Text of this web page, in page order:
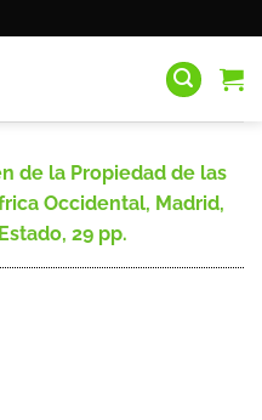
de la Propiedad de las
Occidental, Madrid,
29 pp.